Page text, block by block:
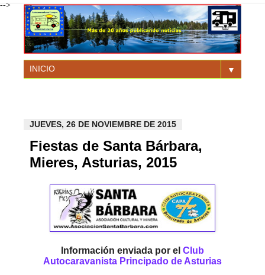
-->
▼
JUEVES, 26 DE NOVIEMBRE DE 2015
Fiestas de Santa Bárbara,
Mieres, Asturias, 2015
Información enviada por el Club
Autocaravanista Principado de Asturias